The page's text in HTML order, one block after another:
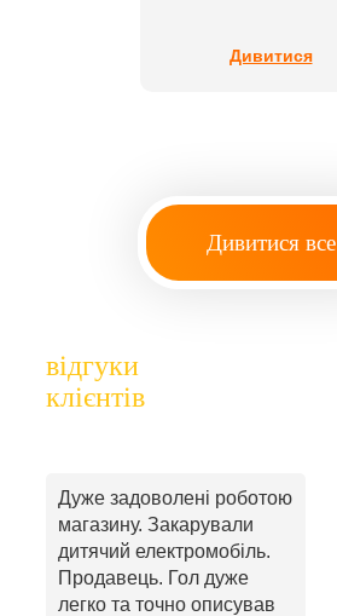
Дивитися
Дивитися все
відгуки
клієнтів
Дуже задоволені роботою
магазину. Закарували
дитячий електромобіль.
Продавець. Гол дуже
легко та точно описував